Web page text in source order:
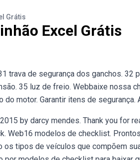
Grátis
Excel Grátis
trava de segurança dos ganchos. 32
35 luz de freio. Webbaixe nossa
do motor. Garantir itens de
by darcy mendes. Thank you for
Web16 modelos de checklist.
os tipos de veículos que compõem